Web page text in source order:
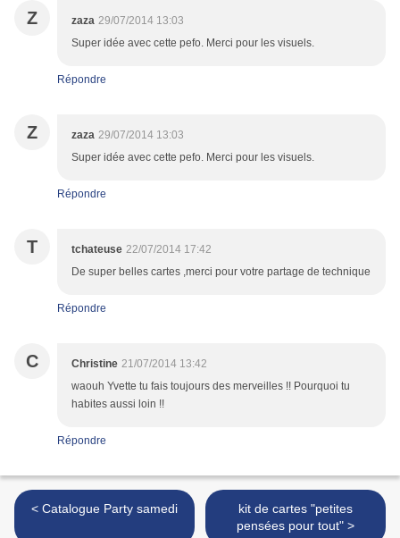
Z zaza 29/07/2014 13:03
Super idée avec cette pefo. Merci pour les visuels.
Répondre
Z zaza 29/07/2014 13:03
Super idée avec cette pefo. Merci pour les visuels.
Répondre
T tchateuse 22/07/2014 17:42
De super belles cartes ,merci pour votre partage de technique
Répondre
C Christine 21/07/2014 13:42
waouh Yvette tu fais toujours des merveilles !! Pourquoi tu
habites aussi loin !!
Répondre
< Catalogue Party samedi
kit de cartes "petites
pensées pour tout" >